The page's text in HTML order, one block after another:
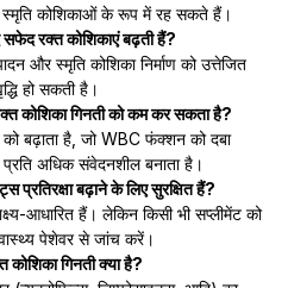
स्मृति कोशिकाओं के रूप में रह सकते हैं।
रक्त कोशिकाएं बढ़ती हैं?
और स्मृति कोशिका निर्माण को उत्तेजित
हो सकती है।
कोशिका गिनती को कम कर सकता है?
को बढ़ाता है, जो WBC फंक्शन को दबा
अधिक संवेदनशील बनाता है।
प्रतिरक्षा बढ़ाने के लिए सुरक्षित हैं?
आधारित हैं। लेकिन किसी भी सप्लीमेंट को
पेशेवर से जांच करें।
गिनती क्या है?